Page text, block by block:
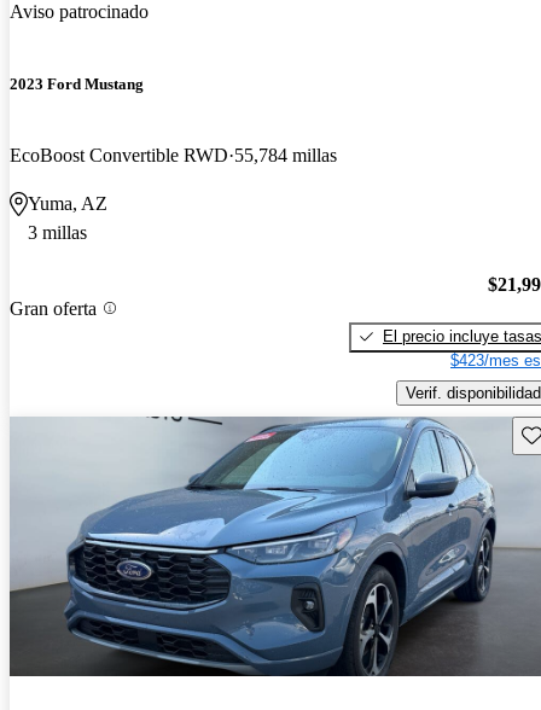
Aviso patrocinado
2023 Ford Mustang
EcoBoost Convertible RWD 55,784 millas
Yuma, AZ
3 millas
Gran oferta
El precio incluye tasas
$423/mes
Verif. disponibilidad